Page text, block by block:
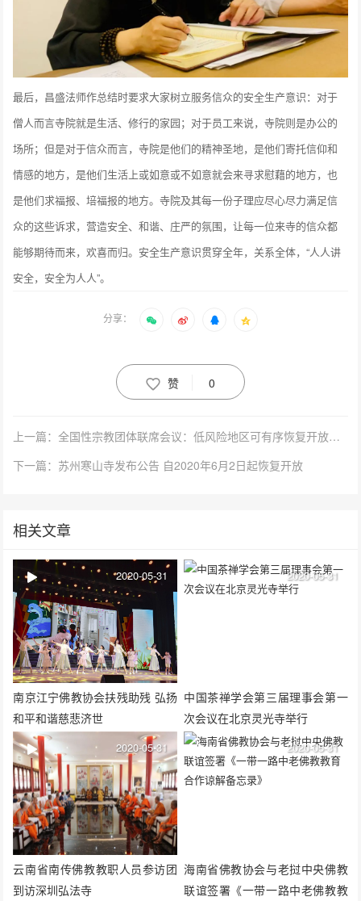
最后，昌盛法师作总结时要求大家树立服务信众的安全生产意识：对于
僧人而言寺院就是生活、修行的家园；对于员工来说，寺院则是办公的
场所；但是对于信众而言，寺院是他们的精神圣地，是他们寄托信仰和
情感的地方，是他们生活上或如意或不如意就会来寻求慰藉的地方，也
是他们求福报、培福报的地方。寺院及其每一份子理应尽心尽力满足信
众的这些诉求，营造安全、和谐、庄严的氛围，让每一位来寺的信众都
能够期待而来，欢喜而归。安全生产意识贯穿全年，关系全体，“人人讲
安全，安全为人人”。
分享：
赞 0
上一篇：全国性宗教团体联席会议：低风险地区可有序恢复开放宗教活动场所
下一篇：苏州寒山寺发布公告 自2020年6月2日起恢复开放
相关文章
南京江宁佛教协会扶残助残 弘扬
和平和谐慈悲济世
2020-05-31
中国茶禅学会第三届理事会第一
次会议在北京灵光寺举行
2020-05-31
云南省南传佛教教职人员参访团
到访深圳弘法寺
2020-05-31
海南省佛教协会与老挝中央佛教
联谊签署《一带一路中老佛教教
2020-05-31